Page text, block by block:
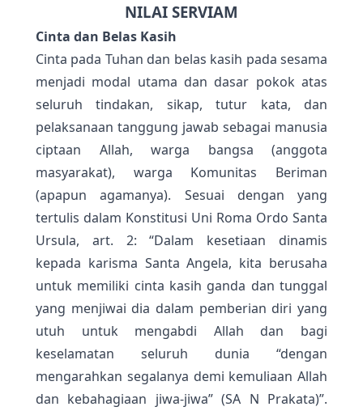
NILAI SERVIAM
Cinta dan Belas Kasih
Cinta pada Tuhan dan belas kasih pada sesama
menjadi modal utama dan dasar pokok atas
seluruh tindakan, sikap, tutur kata, dan
pelaksanaan tanggung jawab sebagai manusia
ciptaan Allah, warga bangsa (anggota
masyarakat), warga Komunitas Beriman
(apapun agamanya). Sesuai dengan yang
tertulis dalam Konstitusi Uni Roma Ordo Santa
Ursula, art. 2: “Dalam kesetiaan dinamis
kepada karisma Santa Angela, kita berusaha
untuk memiliki cinta kasih ganda dan tunggal
yang menjiwai dia dalam pemberian diri yang
utuh untuk mengabdi Allah dan bagi
keselamatan seluruh dunia “dengan
mengarahkan segalanya demi kemuliaan Allah
dan kebahagiaan jiwa-jiwa” (SA N Prakata)”.